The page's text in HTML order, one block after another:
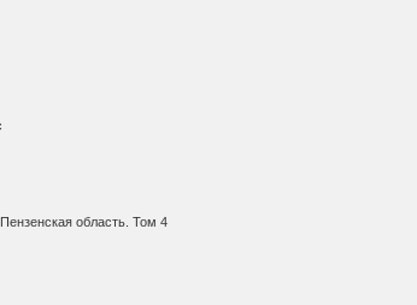
область. Том 4